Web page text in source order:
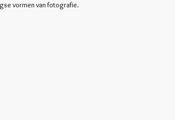
vormen van fotografie.